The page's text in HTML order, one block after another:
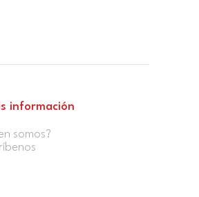
información
somos?